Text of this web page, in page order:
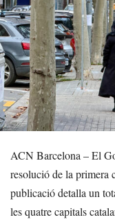
ACN Barcelona – El
resolució de la primera
publicació detalla un
les quatre capitals